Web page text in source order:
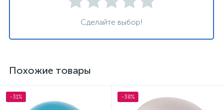
Сделайте выбор!
Похожие товары
-31% -38%